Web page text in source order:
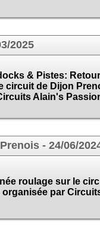
2025
& Pistes:
circuit de Dijon
Alain's
- 24/06/
roulage sur le
organisée par